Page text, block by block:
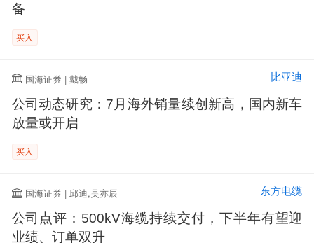
备
买入
国海证券 | 戴畅 比亚迪
公司动态研究：7月海外销量续创新高，国内新车
放量或开启
买入
国海证券 | 邱迪,吴亦辰 东方电缆
公司点评：500kV海缆持续交付，下半年有望迎
业绩、订单双升